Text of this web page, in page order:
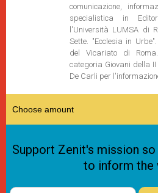
comunicazione,
specialistica in
l'Università LUMSA di
Sette. "Ecclesia in
del Vicariato di
categoria Giovani della
De Carli per